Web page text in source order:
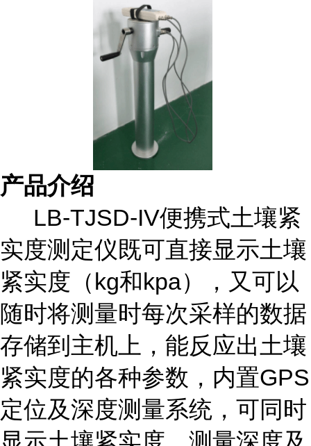
产品介绍
LB-TJSD-IV便携式土壤紧
实度测定仪既可直接显示土壤
紧实度（kg和kpa），又可以
随时将测量时每次采样的数据
存储到主机上，能反应出土壤
紧实度的各种参数，内置GPS
定位及深度测量系统，可同时